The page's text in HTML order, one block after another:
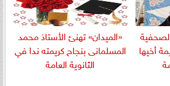
أخيها
«الميدان» تهنئ الأستاذ محمد
المسلمانى بنجاح كريمته ندا في
الثانوية العامة